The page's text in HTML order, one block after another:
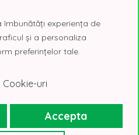
capitalei
a doua cladire din cadrul
un proiect de business cu
îmbunătăți experiența de
și a personaliza
preferințelor tale.
Cookie-uri
Accepta